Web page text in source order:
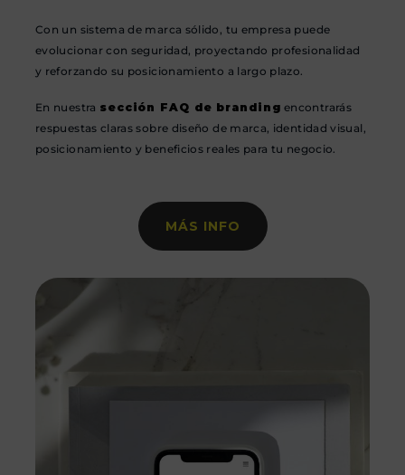
Con un sistema de marca sólido, tu empresa puede
evolucionar con seguridad, proyectando profesionalidad
y reforzando su posicionamiento a largo plazo.
En nuestra sección FAQ de branding encontrarás
respuestas claras sobre diseño de marca, identidad visual,
posicionamiento y beneficios reales para tu negocio.
MÁS INFO